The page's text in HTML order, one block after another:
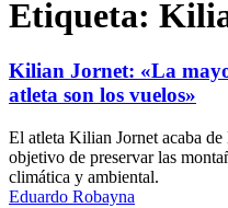
Etiqueta:
Kilian Jornet: «La
atleta son los vuelos»
El atleta Kilian Jornet acaba
objetivo de preservar las
climática y ambiental.
Eduardo Robayna